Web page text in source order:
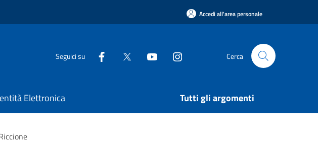
Accedi all'area personale
Seguici su Cerca
Elettronica Tutti gli argomenti